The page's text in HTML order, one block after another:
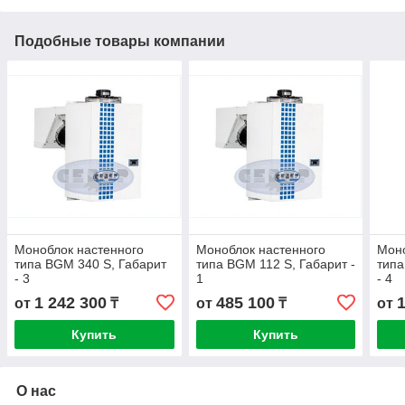
Подобные товары компании
Моноблок настенного
типа BGM 340 S, Габарит
- 3
от 1 242 300 ₸
Купить
Моноблок настенного
типа BGM 112 S, Габарит -
1
от 485 100₸
Купить
- 4
от
О нас